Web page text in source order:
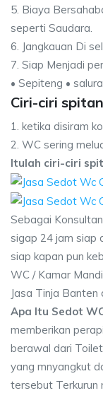
5. Biaya
seperti Saudara.
6. Jangkauan Di
7. Siap Menjadi
• Sepiteng •
Ciri-ciri
1. ketika disiram
2. WC sering
Itulah ciri-ciri
Sebagai
sigap 24 jam siap
siap kapan pun
WC / Kamar
Jasa Tinja Banten
Apa Itu Sedot
memberikan
berawal dari
yang mnyangkut
tersebut Terkurun